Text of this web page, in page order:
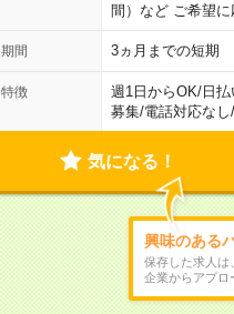
間）など ご希望
期間 3ヵ月までの短期
特徴 週1日からOK/日払
募集/電話対応なし/
気になる！
興味のある
保存した求人は
企業からアプロ